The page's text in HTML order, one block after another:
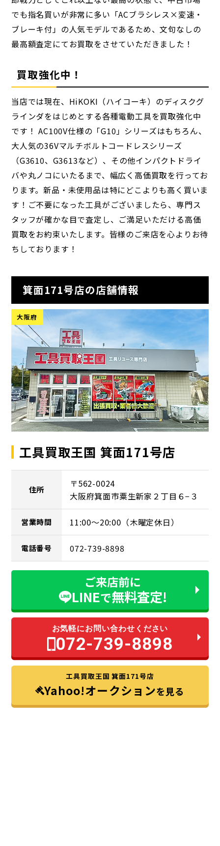
でも指名買いが非常に多い「ACブラシレス×変速・
ブレーキ付」の人気モデルであるため、文句なしの
最高額査定にてお買取をさせていただきました！
買取強化中！
当店では現在、HiKOKI（ハイコーキ）のディスクグ
ラインダをはじめとする各種電動工具を買取強化中
です！ AC100V仕様の「G10」シリーズはもちろん、
大人気の36Vマルチボルトコードレスシリーズ
（G3610、G3613など）、その他インパクトドライ
バや丸ノコにいたるまで、幅広く高価買取を行ってお
ります。新品・未使用品は特にどこよりも高く買いま
す！ご不要になった工具がございましたら、専門ス
タッフが確かな目で査定し、ご満足いただける高価
買取をお約束いたします。皆様のご来店を心よりお待
ちしております！
箕面171号店の店舗情報
大阪府
工具買取王国 箕面171号店
住所
〒562-0024
大阪府箕面市粟生新家２丁目６−３
営業時間 11:00～20:00（木曜定休日）
電話番号 072-739-8898
ご来店前に
LINEで無料査定!
お気軽にお問い合わせください
072-739-8898
工具買取王国 箕面171号店
Yahoo!オークションを見る